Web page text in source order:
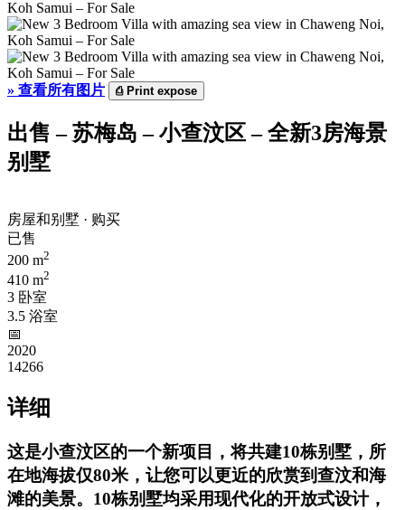
» 查看所有图片 ⎙Print expose
出售 – 苏梅岛 – 小查汶区 – 全新3房海景
别墅
房屋和别墅 · 购买
已售
200 m2
410 m2
3 卧室
3.5 浴室
📅︎
2020
14266
详细
这是小查汶区的一个新项目，将共建10栋别墅，所
在地海拔仅80米，让您可以更近的欣赏到查汶和海
滩的美景。 10栋别墅均采用现代化的开放式设计，